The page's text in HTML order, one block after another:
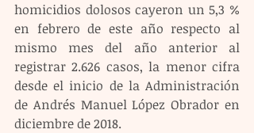
homicidios dolosos cayeron un 5,3 %
en febrero de este año respecto al
mismo mes del año anterior al
registrar 2.626 casos, la menor cifra
desde el inicio de la Administración
de Andrés Manuel López Obrador en
diciembre de 2018.